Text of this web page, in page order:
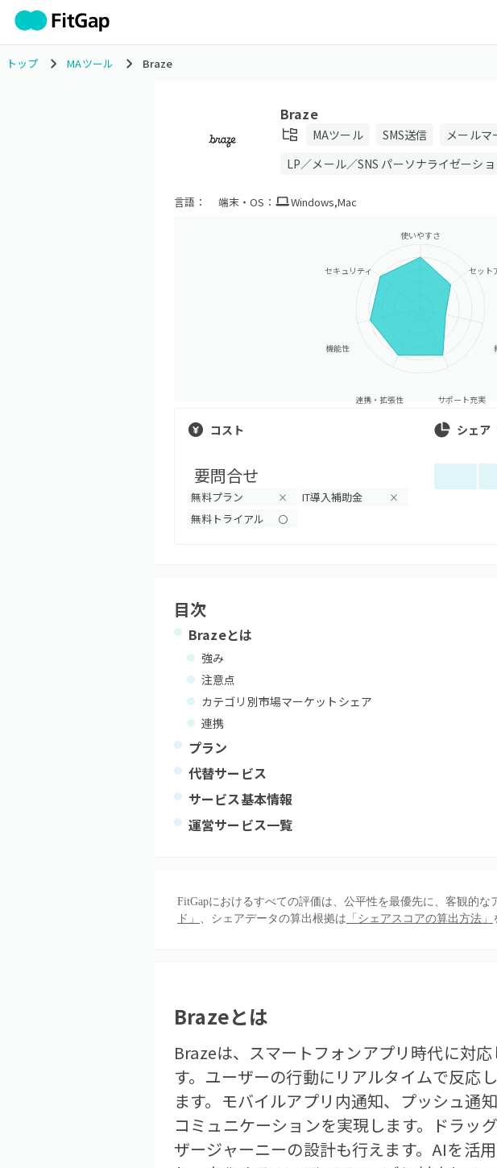
トップ MAツール Braze
Braze
MAツール SMS送信 メールマ
LP／メール／SNS パーソナライゼーシ
言語： 端末・OS： Windows,Mac
使いやすさ
セット
サポート充実
連携・拡張性
機能性
セキュリティ
コスト
要問合せ
無料プラン × IT導入補助金 ×
無料トライアル 〇
シェア
目次
Brazeとは
強み
注意点
カテゴリ別市場マーケットシェア
連携
プラン
代替サービス
サービス基本情報
運営サービス一覧
FitGapにおけるすべての評価は、公平性を最優先に、客観的
ド」 、シェアデータの算出根拠は 「シェアスコアの算出方法」
Brazeとは
Brazeは、スマートフォンアプリ時代に対
す。ユーザーの行動にリアルタイムで反応
ます。モバイルアプリ内通知、プッシュ通
コミュニケーションを実現します。ドラッ
ザージャーニーの設計も行えます。AIを活